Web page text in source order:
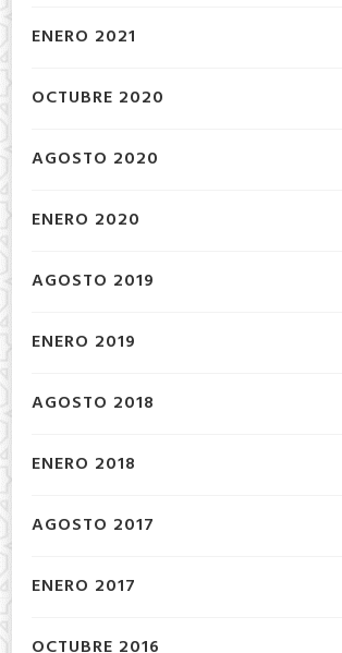
ENERO 2021
OCTUBRE 2020
AGOSTO 2020
ENERO 2020
AGOSTO 2019
ENERO 2019
AGOSTO 2018
ENERO 2018
AGOSTO 2017
ENERO 2017